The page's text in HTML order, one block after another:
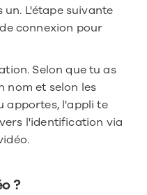
L'étape suivante
connexion pour
Selon que tu as
nom et selon les
apportes, l'appli te
l'identification via
?